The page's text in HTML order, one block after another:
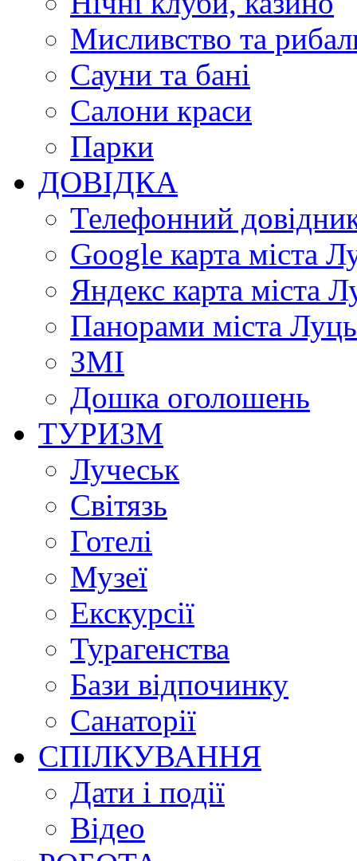
Мисливство та
Сауни та бані
Салони краси
Парки
ДОВІДКА
Телефонний
Google карта міста
Яндекс карта міста
Панорами міста
ЗМІ
Дошка оголошень
ТУРИЗМ
Лучеськ
Світязь
Готелі
Музеї
Екскурсії
Турагенства
Бази відпочинку
Санаторії
СПІЛКУВАННЯ
Дати і події
Відео